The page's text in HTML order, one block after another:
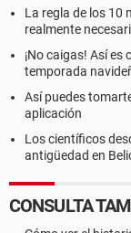
La regla de los 10
realmente
¡No caigas! Así
temporada
Así puedes
aplicación
Los científicos
antigüedad en
CONSULTA